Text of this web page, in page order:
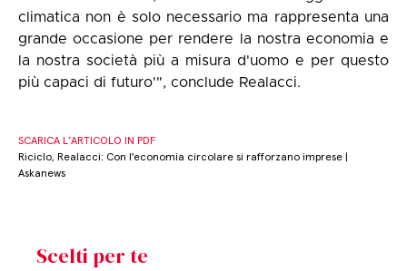
climatica non è solo necessario ma rappresenta una
grande occasione per rendere la nostra economia e
la nostra società più a misura d'uomo e per questo
più capaci di futuro'", conclude Realacci.
SCARICA L’ARTICOLO IN PDF
Riciclo, Realacci: Con l'economia circolare si rafforzano imprese |
Askanews
Scelti per te